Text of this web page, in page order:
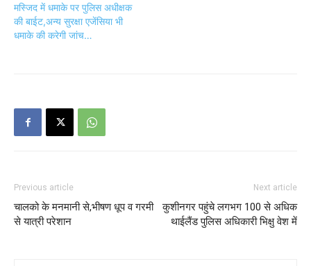
मस्जिद में धमाके पर पुलिस अधीक्षक
की बाईट,अन्य सुरक्षा एजेंसिया भी
धमाके की करेगी जांच…
Previous article
चालको के मनमानी से,भीषण धूप व गरमी
से यात्री परेशान
Next article
कुशीनगर पहुंचे लगभग 100 से अधिक
थाईलैंड पुलिस अधिकारी भिक्षु वेश में